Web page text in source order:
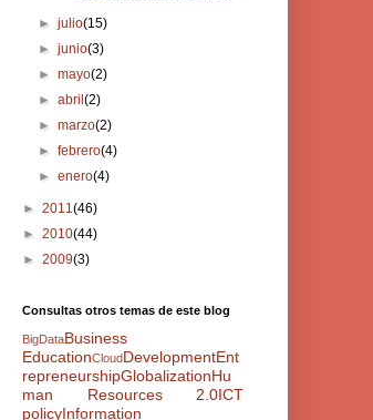
►julio(15)
►junio(3)
►mayo(2)
►abril(2)
►marzo(2)
►febrero(4)
►enero(4)
► 2011(46)
► 2010(44)
► 2009(3)
Consultas otros temas de este blog
BigDataBusiness
EducationCloudDevelopmentEnt
repreneurshipGlobalizationHu
man Resources 2.0ICT
policyInformation